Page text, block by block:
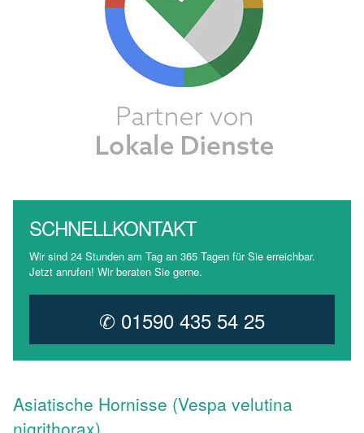
SCHNELLKONTAKT
Wir sind 24 Stunden am Tag an 365 Tagen für Sie erreichbar.
Jetzt anrufen! Wir beraten Sie gerne.
✆ 01590 435 54 25
Asiatische Hornisse (Vespa velutina
nigrithorax)